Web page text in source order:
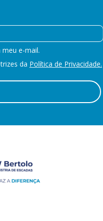
e-mail.
da Política de Privacidade.